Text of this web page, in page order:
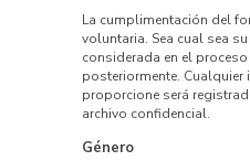
La cumplimentación del
voluntaria. Sea cual sea
considerada en el
posteriormente. Cualquier
proporcione será
archivo confidencial.
Género